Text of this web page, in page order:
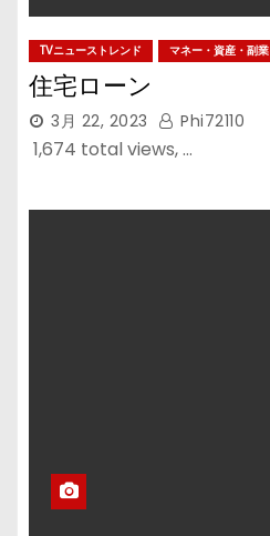
TVニューストレンド マネー・資産・副業
住宅ローン
3月 22, 2023 Phi72110
1,674 total views, …